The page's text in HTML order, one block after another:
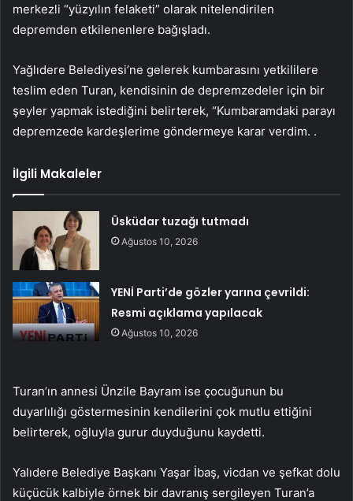
merkezli “yüzyılın felaketi” olarak nitelendirilen
depremden etkilenenlere bağışladı.
Yağlıdere Belediyesi’ne gelerek kumbarasını yetkililere
teslim eden Turan, kendisinin de depremzedeler için bir
şeyler yapmak istediğini belirterek, “Kumbaramdaki parayı
depremzede kardeşlerime göndermeye karar verdim. .
İlgili Makaleler
Üsküdar tuzağı tutmadı
Ağustos 10, 2026
YENİ Parti’de gözler yarına çevrildi:
Resmi açıklama yapılacak
Ağustos 10, 2026
Turan’ın annesi Ünzile Bayram ise çocuğunun bu
duyarlılığı göstermesinin kendilerini çok mutlu ettiğini
belirterek, oğluyla gurur duyduğunu kaydetti.
Yalıdere Belediye Başkanı Yaşar İbaş, vicdan ve şefkat dolu
küçücük kalbiyle örnek bir davranış sergileyen Turan’a